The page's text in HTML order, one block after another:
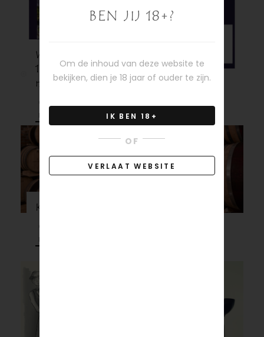
BEN JIJ 18+?
Om de inhoud van deze website te
bekijken, dien je 18 jaar of ouder te zijn.
IK BEN 18+
OF
VERLAAT WEBSITE
Winetasting
10
november
Ontdek
meer
Kelderresten
Ontdek
meer